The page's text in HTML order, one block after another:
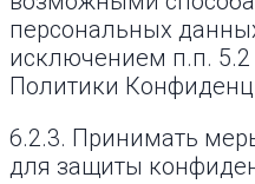
персональных
исключением п.п. 5.2
Политики
6.2.3. Принимать
для защиты